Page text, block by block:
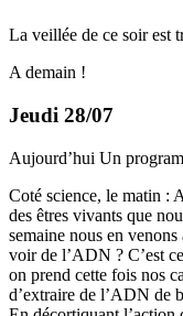
La veillée de ce soir est
A demain !
Jeudi 28/07
Aujourd’hui Un
Coté science, le matin :
des êtres vivants que
semaine nous en
voir de l’ADN ? C’est
on prend cette fois nos
d’extraire de l’ADN de